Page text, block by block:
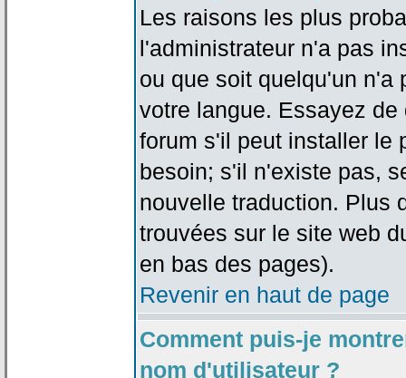
Les raisons les plus
l'administrateur n'a pas
ou que soit quelqu'un n'a
votre langue. Essayez
forum s'il peut installer le
besoin; s'il n'existe pas,
nouvelle traduction. Plus
trouvées sur le site web
en bas des pages).
Revenir en haut de page
Comment puis-je
nom d'utilisateur ?